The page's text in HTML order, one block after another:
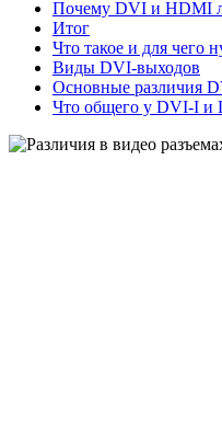
Почему DVI и HDMI
Итог
Что такое и для чего
Виды DVI-выходов
Основные различия
Что общего у DVI-I и